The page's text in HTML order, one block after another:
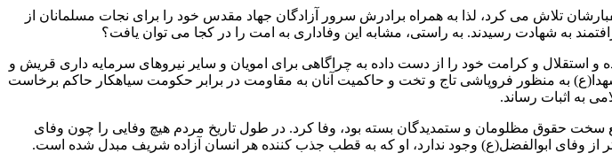
تلاش می کرد، لذا به همراه برادرش سرور آزادگان جهاد مقدس خود را برای نجات مسلمانان از
به شهادت رسیدند. به راستی، مشابه این وفاداری به امت را در کجا می توان یافت؟
و کرامت خود را از دست داده به چراگاهی برای امویان و سایر نیروهای سرمایه داری قریش و
به منظور فروپاشی تاج و تخت و حاکمیت آنان به مقاومت در برابر حکومت سیاهکار حاکم برخاست
به اثبات رساند.
حقوق مظلومان و ستمدیدگان بسته بود، وفا کرد. در طول تاریخ مردم هیچ وفایی را چون وفای
از وفای ابوالفضل(ع) وجود ندارد، او که به قطب جذب کننده هر انسان آزاده شریف مبدل شده است.